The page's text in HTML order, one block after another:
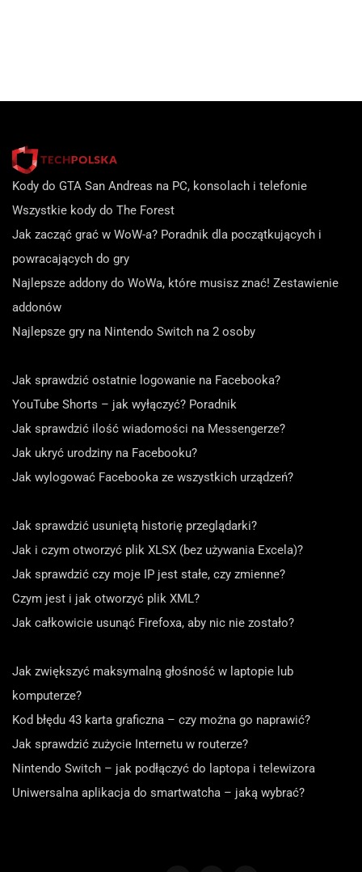
Kody do GTA San Andreas na PC, konsolach i telefonie
Wszystkie kody do The Forest
Jak zacząć grać w WoW-a? Poradnik dla początkujących i
powracających do gry
Najlepsze addony do WoWa, które musisz znać! Zestawienie
addonów
Najlepsze gry na Nintendo Switch na 2 osoby
Jak sprawdzić ostatnie logowanie na Facebooka?
YouTube Shorts – jak wyłączyć? Poradnik
Jak sprawdzić ilość wiadomości na Messengerze?
Jak ukryć urodziny na Facebooku?
Jak wylogować Facebooka ze wszystkich urządzeń?
Jak sprawdzić usuniętą historię przeglądarki?
Jak i czym otworzyć plik XLSX (bez używania Excela)?
Jak sprawdzić czy moje IP jest stałe, czy zmienne?
Czym jest i jak otworzyć plik XML?
Jak całkowicie usunąć Firefoxa, aby nic nie zostało?
Jak zwiększyć maksymalną głośność w laptopie lub
komputerze?
Kod błędu 43 karta graficzna – czy można go naprawić?
Jak sprawdzić zużycie Internetu w routerze?
Nintendo Switch – jak podłączyć do laptopa i telewizora
Uniwersalna aplikacja do smartwatcha – jaką wybrać?